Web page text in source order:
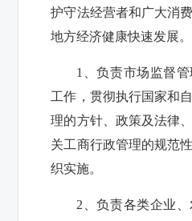
护守法经营者和广大消
地方经济健康快速发展
1
、负责市场监督
工作，贯彻执行国家和
理的方针、政策及法律
关工商行政管理的规范
织实施。
2 、负责各类企业